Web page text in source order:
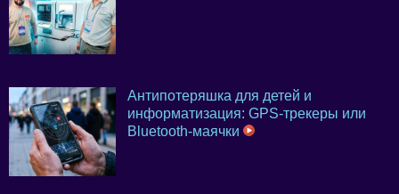
Антипотеряшка для детей и
информатизация: GPS-трекеры или
Bluetooth-маячки